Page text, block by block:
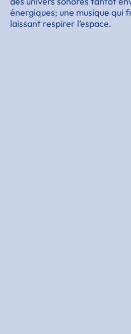
énergiques; une musique qui
laissant respirer l’espace.